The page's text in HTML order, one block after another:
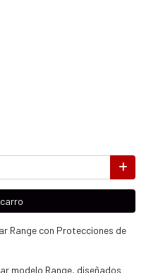
Range con Protecciones de
modelo Range, diseñados